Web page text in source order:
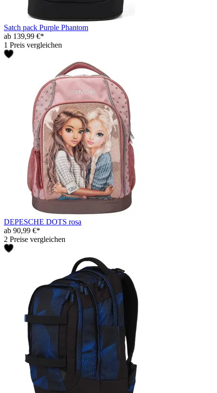
Satch pack Purple Phantom
ab 139,99 €*
1 Preis vergleichen
DEPESCHE DOTS rosa
ab 90,99 €*
2 Preise vergleichen